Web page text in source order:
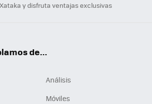
y disfruta ventajas exclusivas
de...
Análisis
Móviles